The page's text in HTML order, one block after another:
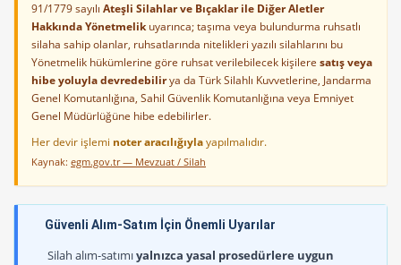
91/1779 sayılı Ateşli Silahlar ve Bıçaklar ile Diğer Aletler
Hakkında Yönetmelikuyarınca; taşıma veya bulundurma ruhsatlı
silaha sahip olanlar, ruhsatlarında nitelikleri yazılı silahlarını bu
Yönetmelik hükümlerine göre ruhsat verilebilecek kişilere satış veya
hibe yoluyla devredebilirya da Türk Silahlı Kuvvetlerine, Jandarma
Genel Komutanlığına, Sahil Güvenlik Komutanlığına veya Emniyet
Genel Müdürlüğüne hibe edebilirler.
Her devir işlemi noter aracılığıylayapılmalıdır.
Kaynak: egm.gov.tr — Mevzuat / Silah
Güvenli Alım-Satım İçin Önemli Uyarılar
Silah alım-satımıyalnızca yasal prosedürlere uygun